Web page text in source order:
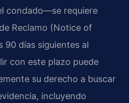
condado—se requiere
Reclamo (Notice of
90 días siguientes al
con este plazo puede
su derecho a buscar
incluyendo